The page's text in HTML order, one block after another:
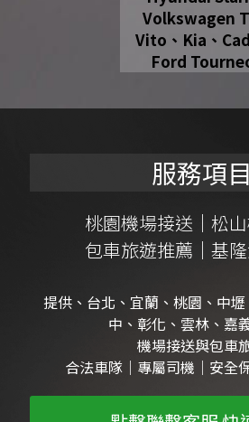
Volkswagen
Vito、Kia 、
Ford
服務項目
桃園機場接送 ｜ 松
包車旅遊推薦 ｜ 基
提供、台北、宜蘭、桃園、中
中、彰化、雲林、嘉
機場接送與包車
合法車隊｜專屬司機｜安全